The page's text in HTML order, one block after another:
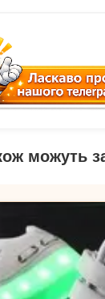
можуть